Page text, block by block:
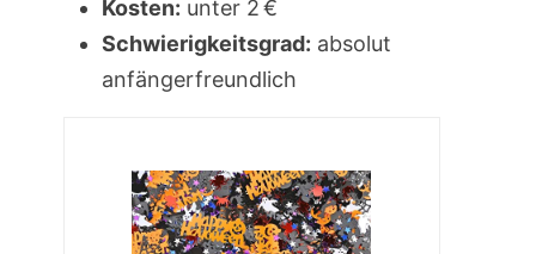
Kosten: unter 2 €
Schwierigkeitsgrad: absolut
anfängerfreundlich